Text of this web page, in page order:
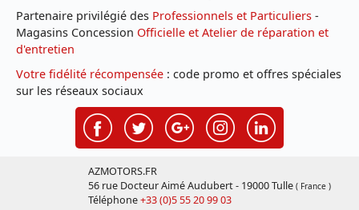
Partenaire privilégié des Professionnels et Particuliers -
Magasins Concession Officielle et Atelier de réparation et
d'entretien
Votre fidélité récompensée : code promo et offres spéciales
sur les réseaux sociaux
AZMOTORS.FR
56 rue Docteur Aimé Audubert - 19000 Tulle ( France )
Téléphone+33 (0)5 55 20 99 03